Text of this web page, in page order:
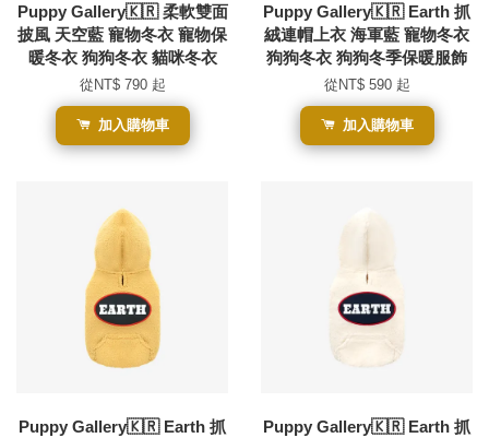
Puppy Gallery🇰🇷 柔軟雙面
披風 天空藍 寵物冬衣 寵物保
暖冬衣 狗狗冬衣 貓咪冬衣
從 NT$ 790 起
加入購物車
Puppy Gallery🇰🇷 Earth 抓
絨連帽上衣 海軍藍 寵物冬衣
狗狗冬衣 狗狗冬季保暖服飾
從 NT$ 590 起
加入購物車
Puppy Gallery🇰🇷 Earth 抓
Puppy Gallery🇰🇷 Earth 抓